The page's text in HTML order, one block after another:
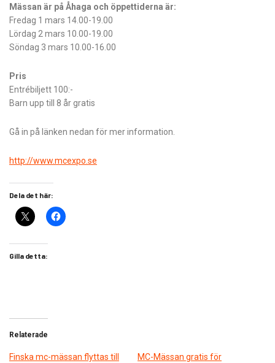
Mässan är på Åhaga och öppettiderna är:
Fredag 1 mars 14.00-19.00
Lördag 2 mars 10.00-19.00
Söndag 3 mars 10.00-16.00
Pris
Entrébiljett 100:-
Barn upp till 8 år gratis
Gå in på länken nedan för mer information.
http://www.mcexpo.se
Dela det här:
Gilla detta:
Relaterade
Finska mc-mässan flyttas till
MC-Mässan gratis för